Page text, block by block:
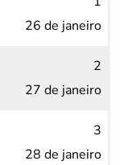
26 de janeiro
2
27 de janeiro
3
28 de janeiro